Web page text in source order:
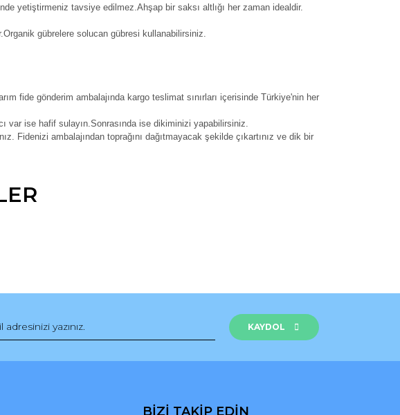
yetiştirmeniz tavsiye edilmez.Ahşap bir saksı altlığı her zaman idealdir.
gübrelere solucan gübresi kullanabilirsiniz.
fide gönderim ambalajında kargo teslimat sınırları içerisinde Türkiye'nin her
var ise hafif sulayın.Sonrasında ise dikiminizi yapabilirsiniz.
Fidenizi ambalajından toprağını dağıtmayacak şekilde çıkartınız ve dik bir
formunu kullanarak tarafımıza iletebilirsiniz.
KAYDOL
BİZİ TAKİP EDİN